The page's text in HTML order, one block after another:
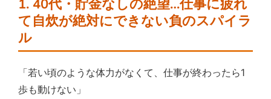
1. 40代・貯金なしの絶望…仕事に疲れ
て自炊が絶対にできない負のスパイラ
ル
「若い頃のような体力がなくて、仕事が終わったら1
歩も動けない」